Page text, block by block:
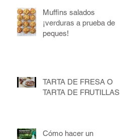
Muffins salados
¡verduras a prueba de
peques!
TARTA DE FRESA O
TARTA DE FRUTILLAS
Cómo hacer un